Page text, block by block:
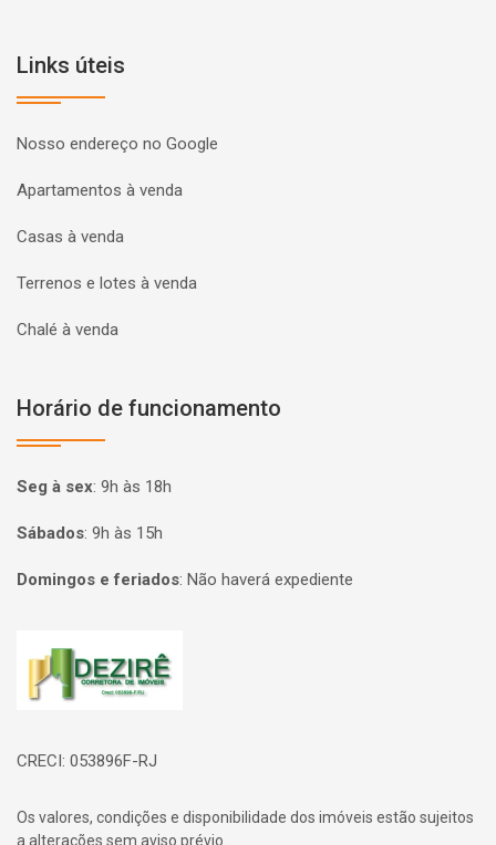
Links úteis
Nosso endereço no Google
Apartamentos à venda
Casas à venda
Terrenos e lotes à venda
Chalé à venda
Horário de funcionamento
Seg à sex: 9h às 18h
Sábados: 9h às 15h
Domingos e feriados: Não haverá expediente
Página inicial
CRECI: 053896F-RJ
Os valores, condições e disponibilidade dos imóveis estão sujeitos
a alterações sem aviso prévio.